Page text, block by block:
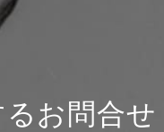
お問合せ